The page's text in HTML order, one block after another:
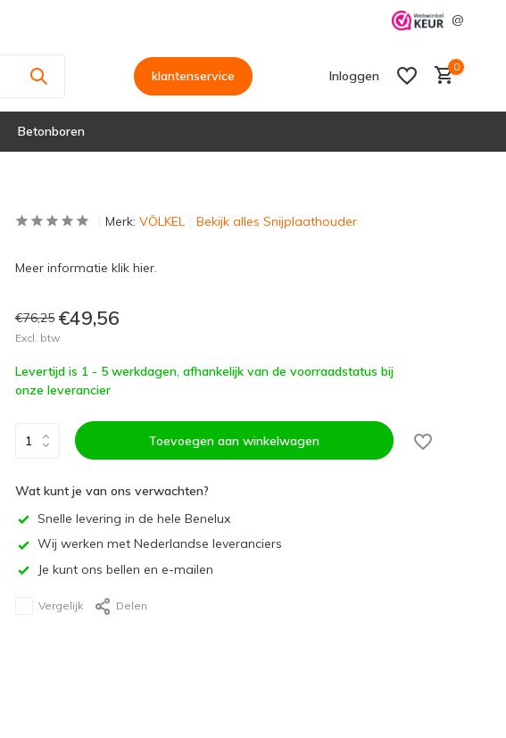
@
klantenservice Inloggen
0
Betonboren
Merk: VÖLKEL Bekijk alles Snijplaathouder
Meer informatie klik hier.
€76,25 €49,56
Excl. btw
Levertijd is 1 - 5 werkdagen, afhankelijk van de voorraadstatus bij
onze leverancier
Toevoegen aan winkelwagen
Wat kunt je van ons verwachten?
Snelle levering in de hele Benelux
Wij werken met Nederlandse leveranciers
Je kunt ons bellen en e-mailen
Vergelijk Delen